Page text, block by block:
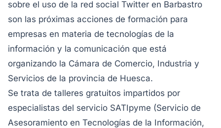
sobre el uso de la red social Twitter en Barbastro
son las próximas acciones de formación para
empresas en materia de tecnologías de la
información y la comunicación que está
organizando la Cámara de Comercio, Industria y
Servicios de la provincia de Huesca.
Se trata de talleres gratuitos impartidos por
especialistas del servicio SATIpyme (Servicio de
Asesoramiento en Tecnologías de la Información,